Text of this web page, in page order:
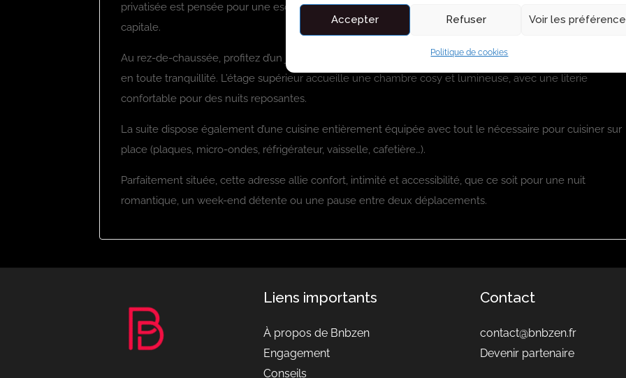
Accepter Refuser Voir les
Politique de cookies
privatisée est pensée pour une escapade détente à deux ou un séjour confortable à proximité de la
capitale.
Au rez-de-chaussée, profitez d’un jacuzzi privatif dans un espace intime et élégant, parfait pour se relaxer
en toute tranquillité. L’étage supérieur accueille une chambre cosy et lumineuse, avec une literie
confortable pour des nuits reposantes.
La suite dispose également d’une cuisine entièrement équipée avec tout le nécessaire pour cuisiner sur
place (plaques, micro-ondes, réfrigérateur, vaisselle, cafetière…).
Parfaitement située, cette adresse allie confort, intimité et accessibilité, que ce soit pour une nuit
romantique, un week-end détente ou une pause entre deux déplacements.
Liens importants
À propos de Bnbzen
Engagement
Conseils
Contact
contact@bnbzen.fr
Devenir partenaire